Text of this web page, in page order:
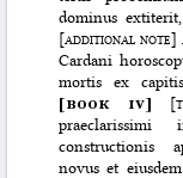
dominus
[additional note]
Cardani
mortis ex
[book iv] [
praeclarissimi
constructionis
novus et